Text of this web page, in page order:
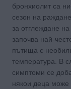
бронхиолит са
сезон на
за отглеждане
започва най-
пътища с
температура. В
симптоми се
някои деца може